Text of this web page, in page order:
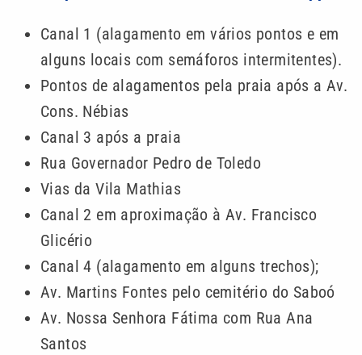
Canal 1 (alagamento em vários pontos e em
alguns locais com semáforos intermitentes).
Pontos de alagamentos pela praia após a Av.
Cons. Nébias
Canal 3 após a praia
Rua Governador Pedro de Toledo
Vias da Vila Mathias
Canal 2 em aproximação à Av. Francisco
Glicério
Canal 4 (alagamento em alguns trechos);
Av. Martins Fontes pelo cemitério do Saboó
Av. Nossa Senhora Fátima com Rua Ana
Santos